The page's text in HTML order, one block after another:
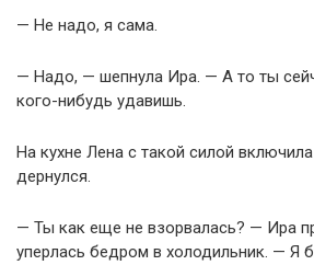
— Не надо, я сама.
— Надо, — шепнула Ира. — А то ты
кого-нибудь удавишь.
На кухне Лена с такой силой
дернулся.
— Ты как еще не взорвалась? — Ира
уперлась бедром в холодильник. — Я